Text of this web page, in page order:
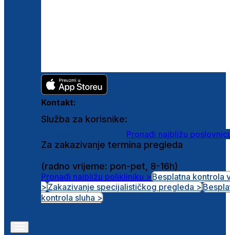
Kontakt:
Služba za korisnike:
Pronađi najbližu
Za zakazivanje termina pregleda
(radno vrijeme: pon-pet, 8-16h)
Pronađi najbližu polikliniku >Besplatna kontrola
>Zakazivanje specijalističkog pregleda >
kontrola sluha >